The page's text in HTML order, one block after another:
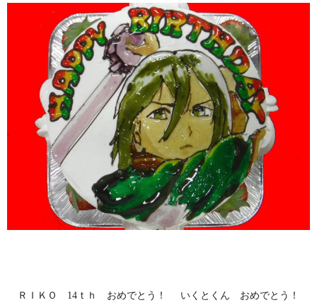
ＲＩＫＯ 14ｔｈ おめでとう！ いくとくん おめでとう！